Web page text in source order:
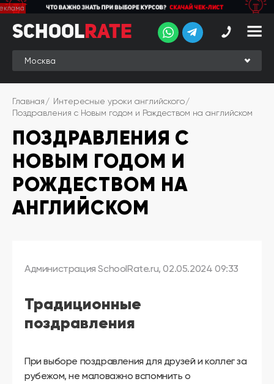
School
Rate
Рейтинг
Online-
рейтинг
Отзывы
студентов
Обзоры
экспертов
Новые
группы
Выбрать
другой
город:
Москва
Выбрать
кабинет
школы
SchoolRate
Главная
Интересные уроки английского
Поздравления с Новым годом и Рождеством на английском
ПОЗДРАВЛЕНИЯ С
НОВЫМ ГОДОМ И
РОЖДЕСТВОМ НА
АНГЛИЙСКОМ
Администрация SchoolRate.ru,02.05.2024 09:33
Традиционные
поздравления
При выборе поздравления для друзей и коллег за
рубежом, не маловажно вспомнить о